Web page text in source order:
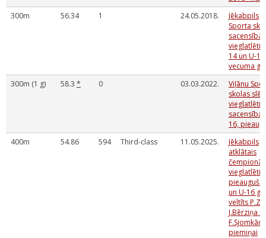
300m
56.34 1 24.05.2018.
Jēkabpils
Sporta
sacensības
14 un U-12
vecuma
300m (1 g)
58.3 * 0 03.03.2022.
Viļānu
skolas
16,
400m
54.86 594 Third-class 11.05.2025.
Jēkabpils
atklātais
un U-16
veltīts
J.Bērziņa
F.Sjomkāna
piemiņai